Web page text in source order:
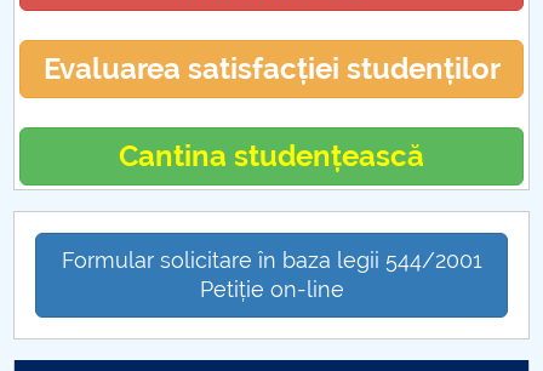
Evaluarea satisfacției studenților
Cantina studențească
Formular solicitare în baza legii 544/2001
Petiție on-line